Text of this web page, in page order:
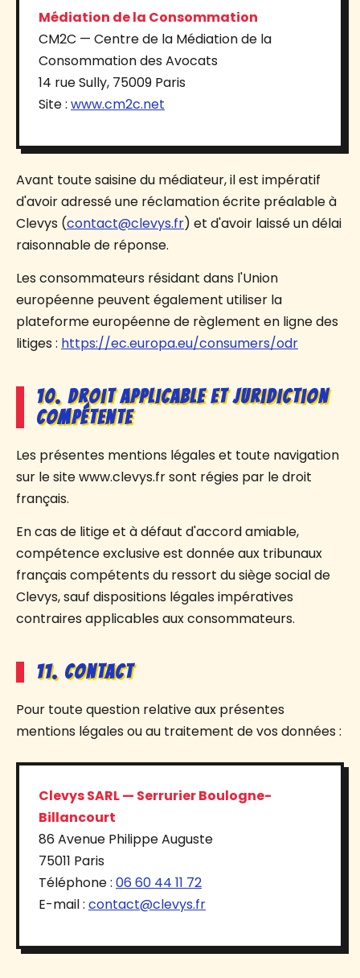
Médiation de la Consommation
CM2C — Centre de la Médiation de la
Consommation des Avocats
14 rue Sully, 75009 Paris
Site : www.cm2c.net
Avant toute saisine du médiateur, il est impératif
d'avoir adressé une réclamation écrite préalable à
Clevys (contact@clevys.fr) et d'avoir laissé un délai
raisonnable de réponse.
Les consommateurs résidant dans l'Union
européenne peuvent également utiliser la
plateforme européenne de règlement en ligne des
litiges : https://ec.europa.eu/consumers/odr
10. Droit applicable et juridiction
compétente
Les présentes mentions légales et toute navigation
sur le site www.clevys.fr sont régies par le droit
français.
En cas de litige et à défaut d'accord amiable,
compétence exclusive est donnée aux tribunaux
français compétents du ressort du siège social de
Clevys, sauf dispositions légales impératives
contraires applicables aux consommateurs.
11. Contact
Pour toute question relative aux présentes
mentions légales ou au traitement de vos données :
Clevys SARL — Serrurier Boulogne-
Billancourt
86 Avenue Philippe Auguste
75011 Paris
Téléphone : 06 60 44 11 72
E-mail : contact@clevys.fr